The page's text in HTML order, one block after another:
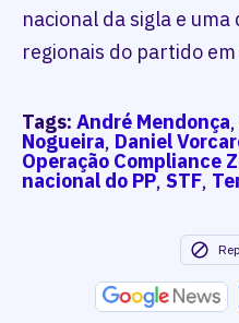
nacional da sigla e
regionais do partido em
Tags: André Mendonça,
Nogueira, Daniel
Operação Compliance
nacional do PP, STF,